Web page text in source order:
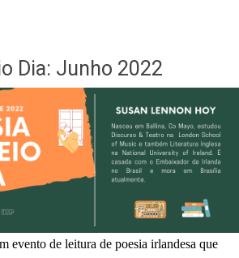
Dia: Junho 2022
evento de leitura de poesia irlandesa que